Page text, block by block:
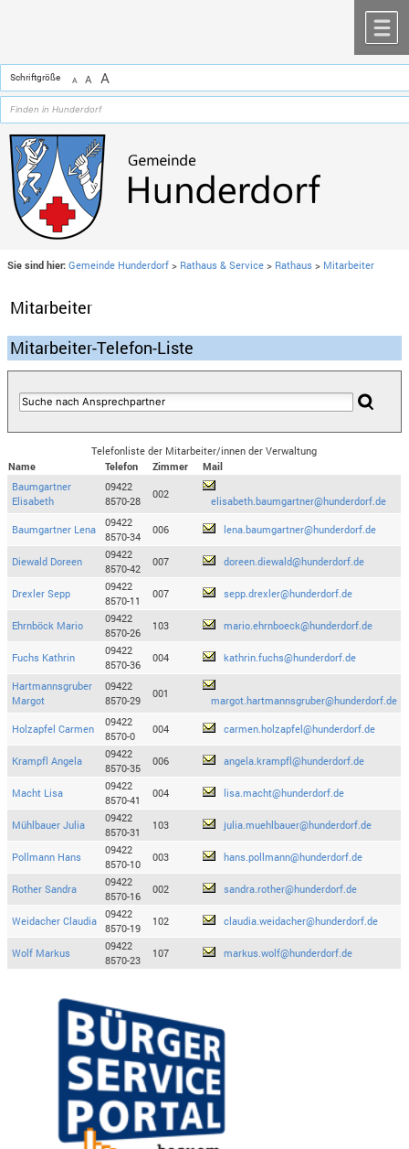
Schriftgröße A A A
Sie sind hier: Gemeinde Hunderdorf > Rathaus & Service > Rathaus > Mitarbeiter
Mitarbeiter
Mitarbeiter-Telefon-Liste
Telefonliste der Mitarbeiter/innen der Verwaltung
Name
Telefon Zimmer
Mail
Baumgartner
Elisabeth
09422
8570-28
002
elisabeth.baumgartner@hunderdorf.de
Baumgartner Lena
09422
8570-34
006 lena.baumgartner@hunderdorf.de
Diewald Doreen
09422
8570-42
007 doreen.diewald@hunderdorf.de
Drexler Sepp
09422
8570-11
007 sepp.drexler@hunderdorf.de
Ehrnböck Mario
09422
8570-26
103 mario.ehrnboeck@hunderdorf.de
Fuchs Kathrin
09422
8570-36
004 kathrin.fuchs@hunderdorf.de
Hartmannsgruber
Margot
09422
8570-29
001
margot.hartmannsgruber@hunderdorf.de
Holzapfel Carmen
09422
8570-0
004 carmen.holzapfel@hunderdorf.de
Krampfl Angela
09422
8570-35
006 angela.krampfl@hunderdorf.de
Macht Lisa
09422
8570-41
004 lisa.macht@hunderdorf.de
Mühlbauer Julia
09422
8570-31
103 julia.muehlbauer@hunderdorf.de
Pollmann Hans
09422
8570-10
003 hans.pollmann@hunderdorf.de
Rother Sandra
09422
8570-16
002 sandra.rother@hunderdorf.de
Weidacher Claudia
09422
8570-19
102 claudia.weidacher@hunderdorf.de
Wolf Markus
09422
8570-23
107 markus.wolf@hunderdorf.de